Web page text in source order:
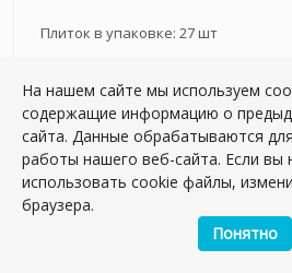
Плиток в упаковке: 27шт
– +
На нашем сайте мы используем
содержащие информацию о
сайта. Данные обрабатываются
работы нашего веб-сайта. Если вы
использовать cookie файлы,
браузера.
Понятно